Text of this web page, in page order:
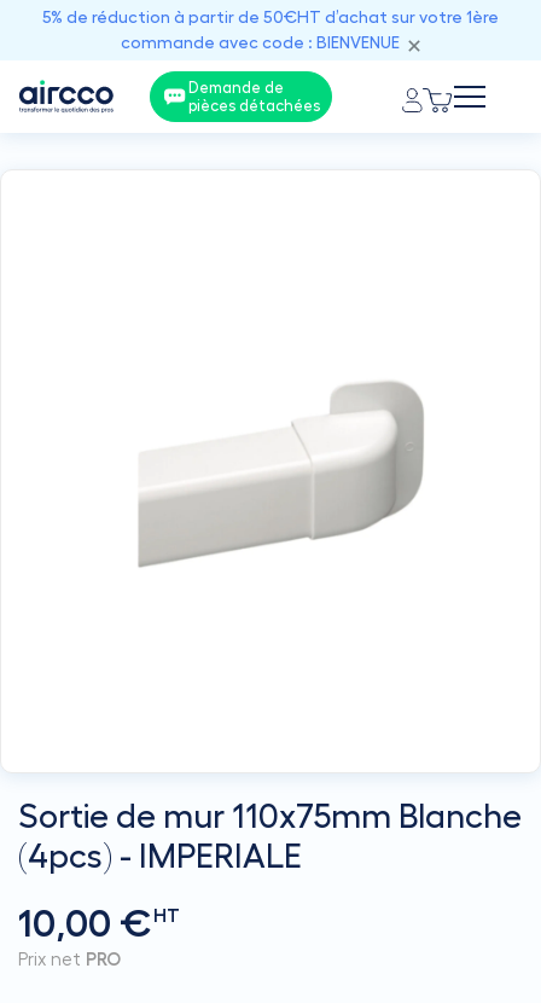
5% de réduction à partir de 50€HT d’achat sur votre 1ère
commande avec code : BIENVENUE
Demande de
pièces détachées
Sortie de mur 110x75mm Blanche
(4pcs) - IMPERIALE
10,00 € HT
Prix net PRO